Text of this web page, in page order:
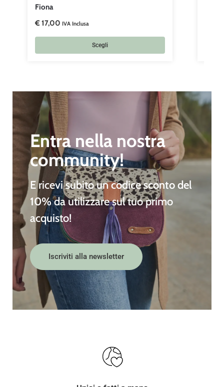
Fiona
€ 17,00 IVA Inclusa
Scegli
Entra nella nostra
community!
E ricevi subito uncodice sconto del
10%da utilizzare sul tuo primo
acquisto!
Iscriviti alla newsletter